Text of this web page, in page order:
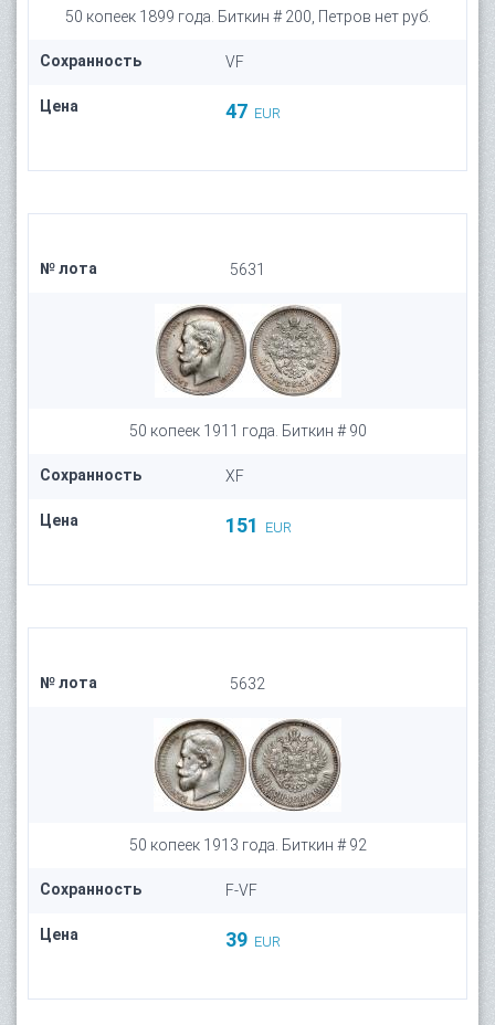
50 копеек 1899 года. Биткин # 200, Петров нет руб.
Сохранность VF
Цена 47 EUR
№ лота 5631
50 копеек 1911 года. Биткин # 90
Сохранность XF
Цена 151 EUR
№ лота 5632
50 копеек 1913 года. Биткин # 92
Сохранность F-VF
Цена 39 EUR